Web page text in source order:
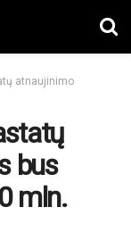
atnaujinimo
bus
mln.